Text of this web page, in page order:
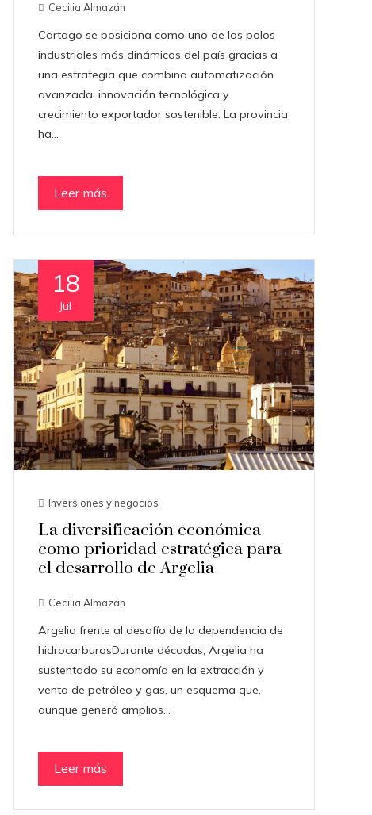
Cecilia Almazán
Cartago se posiciona como uno de los polos
industriales más dinámicos del país gracias a
una estrategia que combina automatización
avanzada, innovación tecnológica y
crecimiento exportador sostenible. La provincia
ha…
Leer más
18
Jul
Inversiones y negocios
La diversificación económica
como prioridad estratégica para
el desarrollo de Argelia
Cecilia Almazán
Argelia frente al desafío de la dependencia de
hidrocarburosDurante décadas, Argelia ha
sustentado su economía en la extracción y
venta de petróleo y gas, un esquema que,
aunque generó amplios…
Leer más